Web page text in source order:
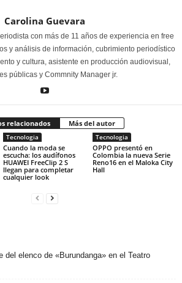
Carolina Guevara
con más de 11 años de experiencia en free
y análisis de información, cubrimiento periodístico
y cultura, asistente en producción audiovisual,
públicas y Commnity Manager jr.
relacionados Más del autor
Tecnologia
Cuando la moda se
escucha: los audífonos
HUAWEI FreeClip 2 S
llegan para completar
cualquier look
Tecnologia
OPPO presentó en
Colombia la nueva Serie
Reno16 en el Maloka City
Hall
del elenco de «Burundanga» en el Teatro